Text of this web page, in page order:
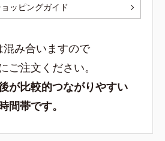
ッピングガイド
混み合いますので
ご注文ください。
が比較的つながりやすい
間帯です。